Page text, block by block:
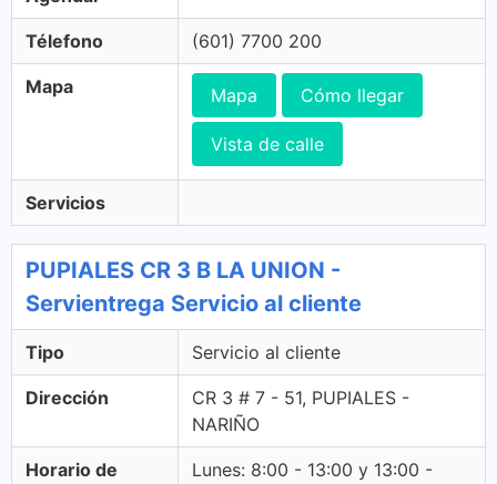
Télefono (601) 7700 200
Mapa Mapa Cómo llegar
Vista de calle
Servicios
PUPIALES CR 3 B LA UNION -
Servientrega Servicio al cliente
Tipo Servicio al cliente
Dirección
CR 3 # 7 - 51, PUPIALES -
NARIÑO
Horario de
Lunes: 8:00 - 13:00 y 13:00 -